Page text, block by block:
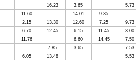
16.23 3.65
5.73
11.60 14.01
9.35
2.15 13.30 12.60 7.25
9.73
6.70 12.45 6.15 11.45
3.00
11.76 6.60 14.45
7.50
7.85 3.65
7.53
6.05 13.48
5.53